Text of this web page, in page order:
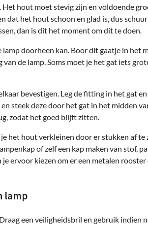
hout moet stevig zijn en voldoende
dat het hout schoon en glad is, dus
dan is dit het moment om dit te doen.
doorheen kan. Boor dit gaatje in het
de lamp. Soms moet je het gat iets
bevestigen. Leg de fitting in het gat
steek deze door het gat in het midden
zodat het goed blijft zitten.
het hout verkleinen door er stukken af te
of zelf een kap maken van stof,
ervoor kiezen om er een metalen
lamp
een veiligheidsbril en gebruik indien